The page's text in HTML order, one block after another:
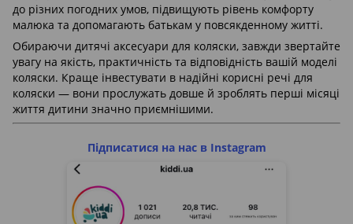
до різних погодних умов, підвищують рівень комфорту
малюка та допомагають батькам у повсякденному житті.
Обираючи дитячі аксесуари для коляски, завжди звертайте
увагу на якість, практичність та відповідність вашій моделі
коляски. Краще інвестувати в надійні корисні речі для
коляски — вони прослужать довше й зроблять перші місяці
життя дитини значно приємнішими.
Підписатися на нас в Instagram